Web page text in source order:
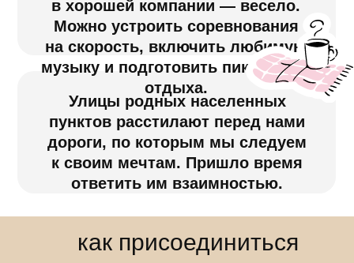
ответить им взаимностью.
как присоединиться